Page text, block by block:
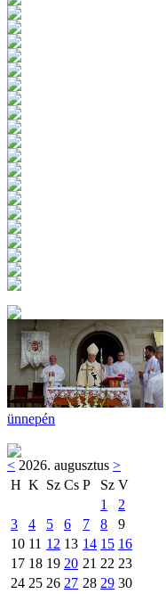
ünnepén
< 2026. augusztus >
H K Sz Cs P Sz V
1
2
3
4 5 6 7 8
9
10 11 12 13 14 15 16
17 18 19 20 21 22 23
24 25 26 27 28 29 30